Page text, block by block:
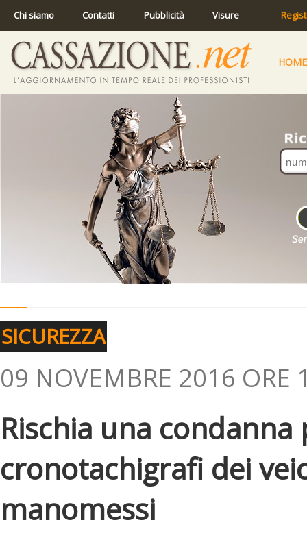
Chi siamo Contatti Pubblicità Visure
HOME
SICUREZZA
09 NOVEMBRE 2016 ORE
Rischia una
cronotachigrafi dei
manomessi